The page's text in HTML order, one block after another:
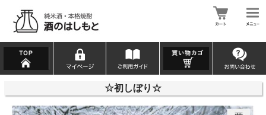
☆初しぼり☆